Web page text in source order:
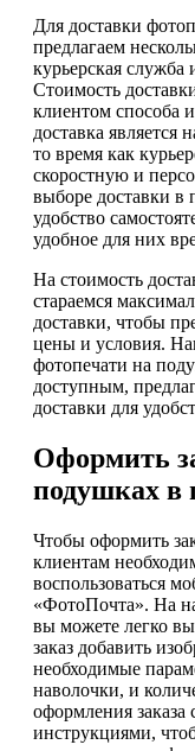
Для доставки
предлагаем
курьерская
Стоимость
клиентом способа
доставка
то время как
скоростную и
выборе доставки в
удобство
удобное для них
На стоимость
стараемся
доставки, чтобы
цены и условия.
фотопечати на
доступным,
доставки для
Оформить
подушках в
Чтобы оформить
клиентам
воспользоваться
«ФотоПочта». На
вы можете легко
заказ добавить
необходимые
наволочки, и
оформления
инструкциями,